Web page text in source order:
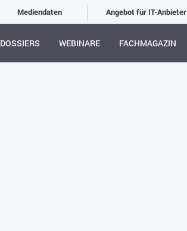
Mediendaten Angebot für IT-Anbieter
DOSSIERS WEBINARE FACHMAGAZIN